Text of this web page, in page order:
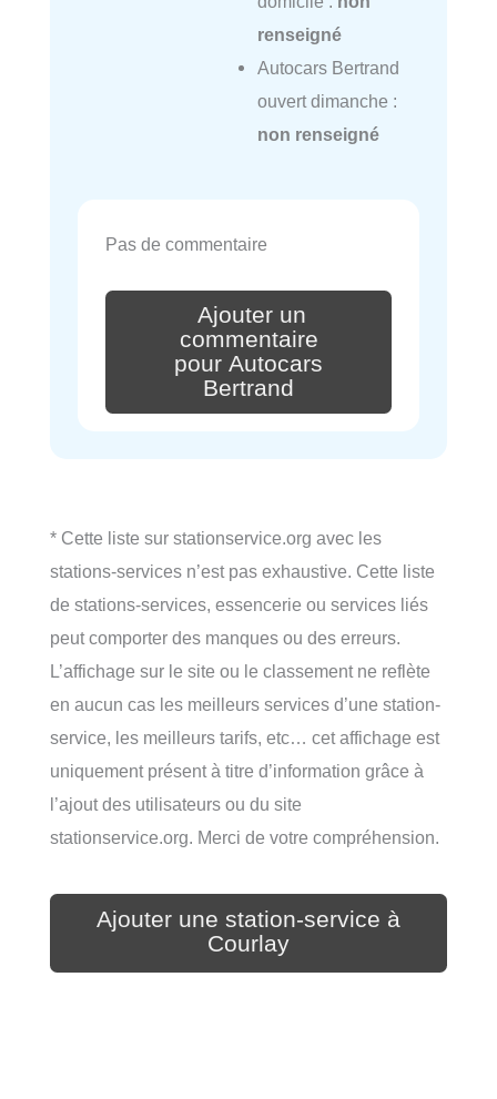
renseigné
Autocars Bertrand
ouvert dimanche :
non renseigné
Pas de commentaire
Ajouter un
commentaire
pour Autocars
Bertrand
* Cette liste sur stationservice.org avec les
stations-services n’est pas exhaustive. Cette liste
de stations-services, essencerie ou services liés
peut comporter des manques ou des erreurs.
L’affichage sur le site ou le classement ne reflète
en aucun cas les meilleurs services d’une station-
service, les meilleurs tarifs, etc… cet affichage est
uniquement présent à titre d’information grâce à
l’ajout des utilisateurs ou du site
stationservice.org. Merci de votre compréhension.
Ajouter une station-service à
Courlay